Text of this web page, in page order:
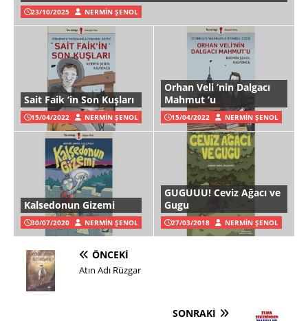
23/10/2025 NERMIN ŞENOL
Sait Faik ‘in Son Kuşları
15/04/2022 NERMIN ŞENOL
Orhan Veli ’nin Dalgacı
Mahmut ’u
15/04/2022 NERMIN ŞENOL
Kalsedonun Gizemi
30/07/2020 NERMIN ŞENOL
GUGUUU! Ceviz Ağacı ve
Gugu
27/03/2018 NERMIN ŞENOL
ÖNCEKI
Atın Adı Rüzgar
SONRAKI